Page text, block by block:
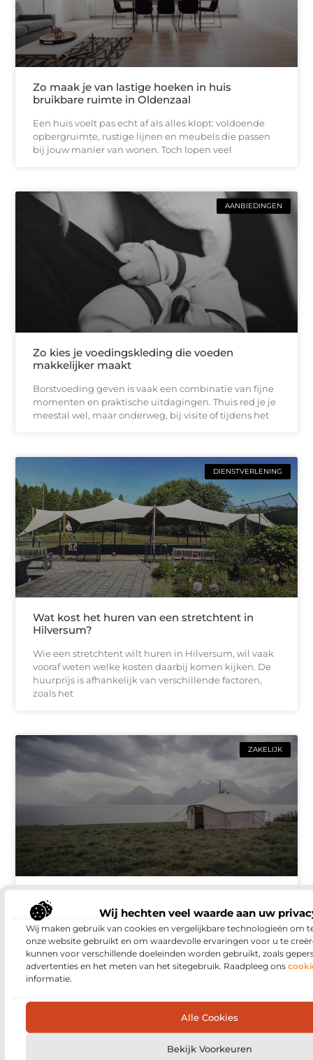
Wij hechten veel waarde aan uw
Wij maken gebruik van cookies en vergelijkbare technologieën om
onze website gebruikt en om waardevolle ervaringen voor u te
kunnen voor verschillende doeleinden worden gebruikt, zoals
advertenties en het meten van het sitegebruik. Raadpleeg ons
informatie.
Alle Cookies
Bekijk Voorkeuren
Zo maak je van lastige hoeken in huis
bruikbare ruimte in Oldenzaal
Een huis voelt pas echt af als alles klopt: voldoende
opbergruimte, rustige lijnen en meubels die passen
bij jouw manier van wonen. Toch lopen veel
AANBIEDINGEN
Zo kies je voedingskleding die voeden
makkelijker maakt
Borstvoeding geven is vaak een combinatie van fijne
momenten en praktische uitdagingen. Thuis red je je
meestal wel, maar onderweg, bij visite of tijdens het
DIENSTVERLENING
Wat kost het huren van een stretchtent in
Hilversum?
Wie een stretchtent wilt huren in Hilversum, wil vaak
vooraf weten welke kosten daarbij komen kijken. De
huurprijs is afhankelijk van verschillende factoren,
zoals het
ZAKELIJK
zorgeloos vieren
Een bruiloft is een bijzondere dag waarop alles
perfect moet samenkomen. De locatie, aankleding,
catering en sfeer spelen daarbij een grote rol. Wie
graag buiten